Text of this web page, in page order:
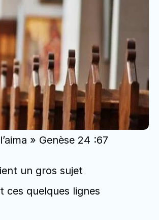
» Genèse 24 :67
un gros sujet
ces quelques lignes